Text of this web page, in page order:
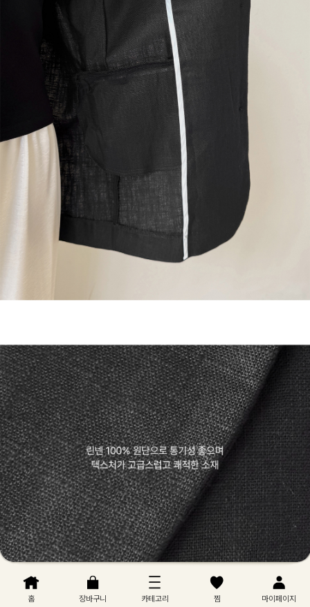
홈 장바구니 카테고리 찜 마이페이지